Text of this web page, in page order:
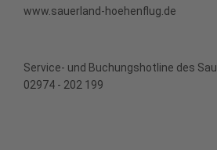
www.sauerland-hoehenflug.de
Service- und Buchungshotline des
02974 - 202 199